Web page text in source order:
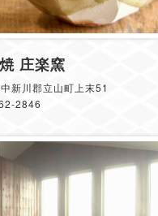
庄楽窯
新川郡立山町上末51
2846